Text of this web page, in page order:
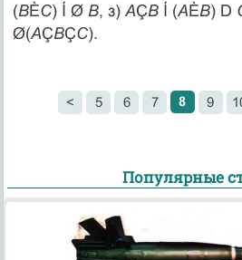
(BÈC) Í ØВ, з) АÇВ Í (AÈB) D
Ø(AÇBÇC).
< 5 6 7 8 9
Популярные